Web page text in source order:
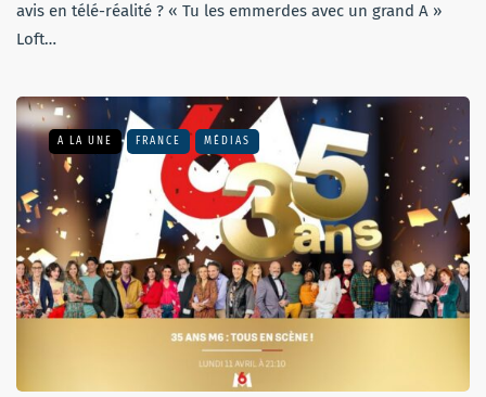
avis en télé-réalité ? « Tu les emmerdes avec un grand A »
Loft…
A LA UNE FRANCE MÉDIAS